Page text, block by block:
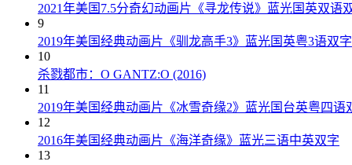
2021年美国7.5分奇幻动画片《寻龙传说》蓝光国英双语
9
2019年美国经典动画片《驯龙高手3》蓝光国英粤3语双字
10
杀戮都市：O GANTZ:O (2016)
11
2019年美国经典动画片《冰雪奇缘2》蓝光国台英粤四语
12
2016年美国经典动画片《海洋奇缘》蓝光三语中英双字
13